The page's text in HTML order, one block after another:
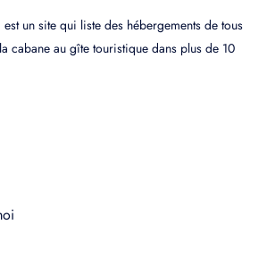
est un site qui liste des hébergements de tous
cabane au gîte touristique dans plus de 10